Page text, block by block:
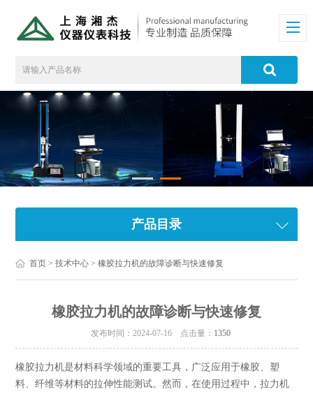
产品目录
首页 >技术中心 > 橡胶拉力机的故障诊断与快速修复
橡胶拉力机的故障诊断与快速修复
发布时间：2024-07-16 点击量： 1350
橡胶拉力机是材料科学领域的重要工具，广泛应用于橡胶、塑
料、纤维等材料的拉伸性能测试。然而，在使用过程中，拉力机